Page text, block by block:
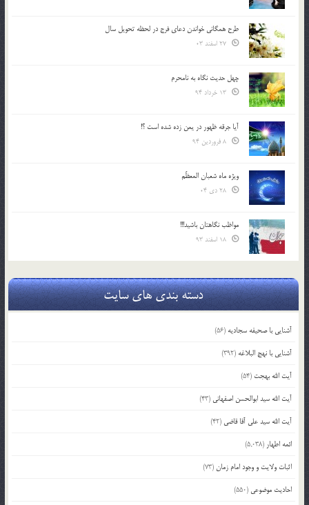
طرح همگانی خواندن دعای فرج در لحظه تحویل سال
چهل حدیث نگاه به نامحرم
آیا جرقه ظهور در یمن زده شده است ؟!
ویژه ماه شعبان المعظّم
مواظب نگاهتان باشید!!!
دسته بندی های سایت
آشنایی با صحیفه سجادیه (56)
آشنایی با نهج البلاغه (392)
آیت الله بهجت (54)
آیت الله سید ابوالحسن اصفهانی (43)
آیت الله سید علی آقا قاضی (42)
ائمه اطهار (5,038)
اثبات ولایت و وجود امام زمان(73)
احادیث موضوعی (550)